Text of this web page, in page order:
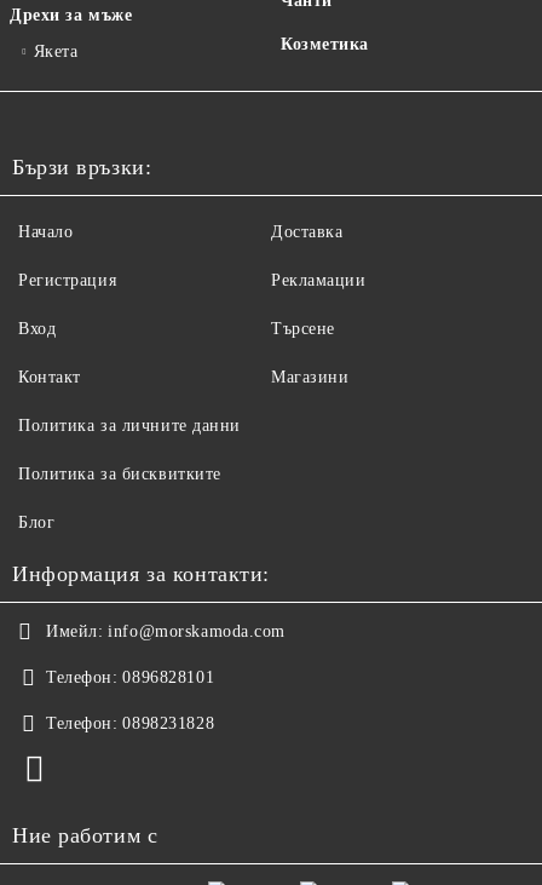
Дрехи за мъже
Якета
Козметика
Бързи връзки:
Начало
Регистрация
Вход
Контакт
Доставка
Рекламации
Търсене
Магазини
Политика за личните данни
Политика за бисквитките
Блог
Информация за контакти:
Имейл: info@morskamoda.com
Телефон: 0896828101
Телефон: 0898231828
Ние работим с